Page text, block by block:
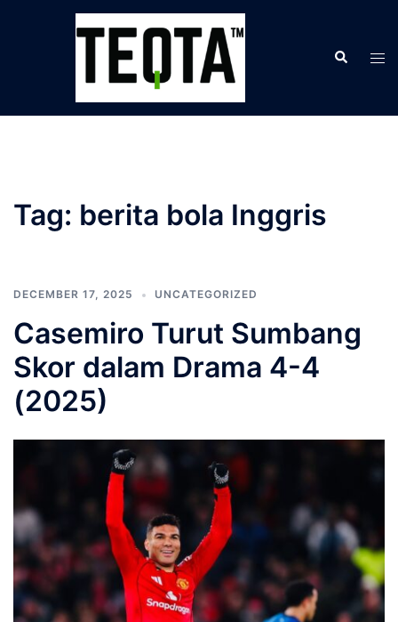
Search
Tag: berita bola Inggris
DECEMBER 17, 2025 UNCATEGORIZED
Casemiro Turut Sumbang
Skor dalam Drama 4-4
(2025)